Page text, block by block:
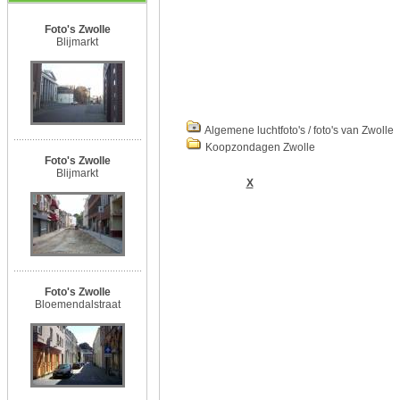
Foto's Zwolle
Blijmarkt
Foto's Zwolle
Blijmarkt
Foto's Zwolle
Bloemendalstraat
Algemene luchtfoto's / foto's van Zwolle
Koopzondagen Zwolle
X